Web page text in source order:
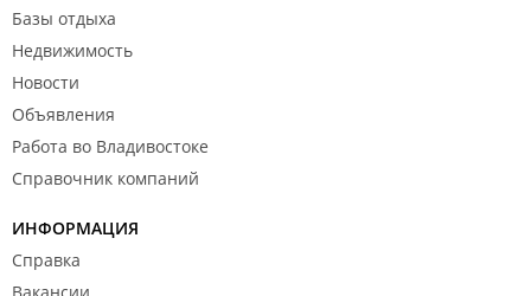
Базы отдыха
Недвижимость
Новости
Объявления
Работа во Владивостоке
Справочник компаний
ИНФОРМАЦИЯ
Справка